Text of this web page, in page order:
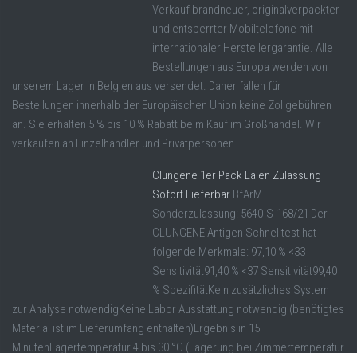
Verkauf brandneuer, originalverpackter
und entsperrter Mobiltelefone mit
internationaler Herstellergarantie. Alle
Bestellungen aus Europa werden von
unserem Lager in Belgien aus versendet. Daher fallen für
Bestellungen innerhalb der Europäischen Union keine Zollgebühren
an. Sie erhalten 5 % bis 10 % Rabatt beim Kauf im Großhandel. Wir
verkaufen an Einzelhändler und Privatpersonen ...
Clungene 1er Pack Laien Zulassung
Sofort Lieferbar BfArM
Sonderzulassung: 5640-S-168/21 Der
CLUNGENE Antigen Schnelltest hat
folgende Merkmale: 97,10 % <33
Sensitivität91,40 % <37 Sensitivität99,40
% SpezifitätKein zusätzliches System
zur Analyse notwendigKeine Labor Ausstattung notwendig (benötigtes
Material ist im Lieferumfang enthalten)Ergebnis in 15
MinutenLagertemperatur 4 bis 30 °C (Lagerung bei Zimmertemperatur